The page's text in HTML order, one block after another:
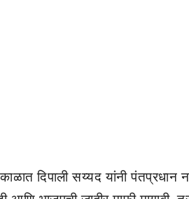
दिपाली सय्यद यांनी